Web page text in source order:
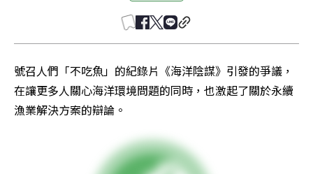
號召人們「不吃魚」的紀錄片《海洋陰謀》引發的爭議，
在讓更多人關心海洋環境問題的同時，也激起了關於永續
漁業解決方案的辯論。